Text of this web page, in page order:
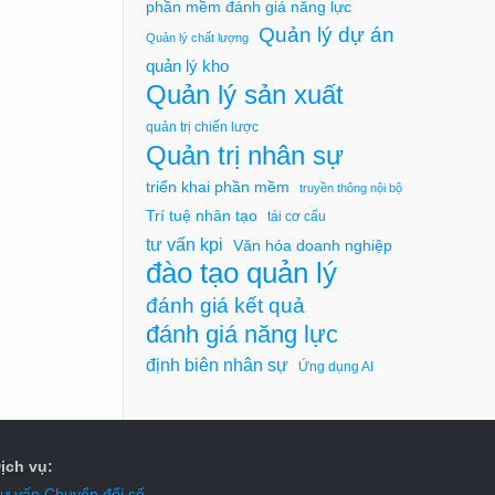
phần mềm đánh giá năng lực
Quản lý chất lượng Quản lý dự án
quản lý kho
Quản lý sản xuất
quản trị chiến lược
Quản trị nhân sự
triển khai phần mềm truyền thông nội bộ
Trí tuệ nhân tạo tái cơ cấu
tư vấn kpi Văn hóa doanh nghiệp
đào tạo quản lý
đánh giá kết quả
đánh giá năng lực
định biên nhân sự Ứng dụng AI
vụ: